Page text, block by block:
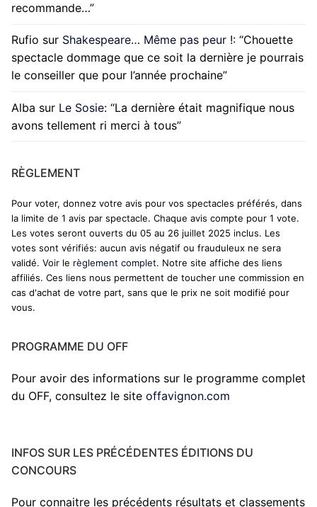
recommande…”
Rufio sur Shakespeare… Même pas peur !: “Chouette
spectacle dommage que ce soit la dernière je pourrais
le conseiller que pour l’année prochaine”
Alba sur Le Sosie: “La dernière était magnifique nous
avons tellement ri merci à tous”
RÈGLEMENT
Pour voter, donnez votre avis pour vos spectacles préférés, dans
la limite de 1 avis par spectacle. Chaque avis compte pour 1 vote.
Les votes seront ouverts du 05 au 26 juillet 2025 inclus. Les
votes sont vérifiés: aucun avis négatif ou frauduleux ne sera
validé. Voir le règlement complet. Notre site affiche des liens
affiliés. Ces liens nous permettent de toucher une commission en
cas d'achat de votre part, sans que le prix ne soit modifié pour
vous.
PROGRAMME DU OFF
Pour avoir des informations sur le programme complet
du OFF, consultez le site offavignon.com
INFOS SUR LES PRÉCÉDENTES ÉDITIONS DU
CONCOURS
Pour connaitre les précédents résultats et classements